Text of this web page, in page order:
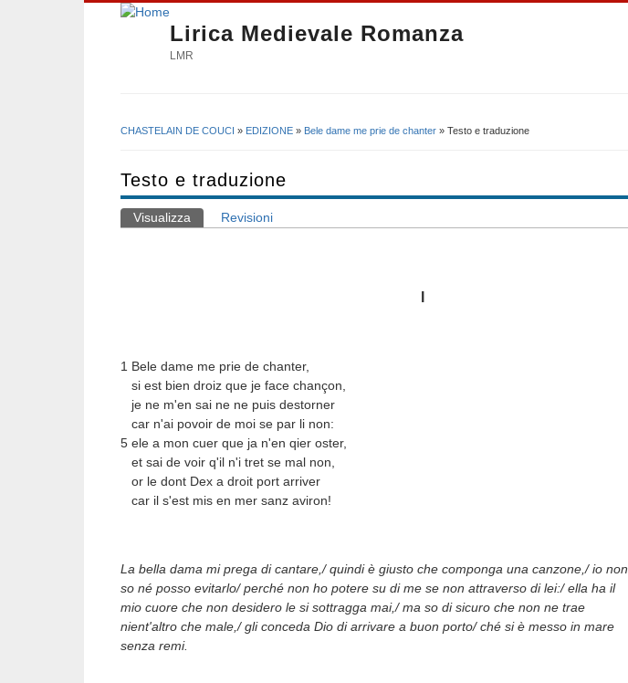
Lirica Medievale Romanza
LMR
CHASTELAIN DE COUCI » EDIZIONE » Bele dame me prie de chanter » Testo e traduzione
Testo e traduzione
Schede primarie
Visualizza (scheda attiva)
Revisioni
1 Bele dame me prie de chanter,
si est bien droiz que je face chançon,
je ne m'en sai ne ne puis destorner
car n'ai povoir de moi se par li non:
5 ele a mon cuer que ja n'en qier oster,
et sai de voir q'il n'i tret se mal non,
or le dont Dex a droit port arriver
car il s'est mis en mer sanz aviron!
La bella dama mi prega di cantare,/ quindi è giusto che componga una canzone,/ io non
so né posso evitarlo/ perché non ho potere su di me se non attraverso di lei:/ ella ha il
mio cuore che non desidero le si sottragga mai,/ ma so di sicuro che non ne trae
nient'altro che male,/ gli conceda Dio di arrivare a buon porto/ ché si è messo in mare
senza remi.